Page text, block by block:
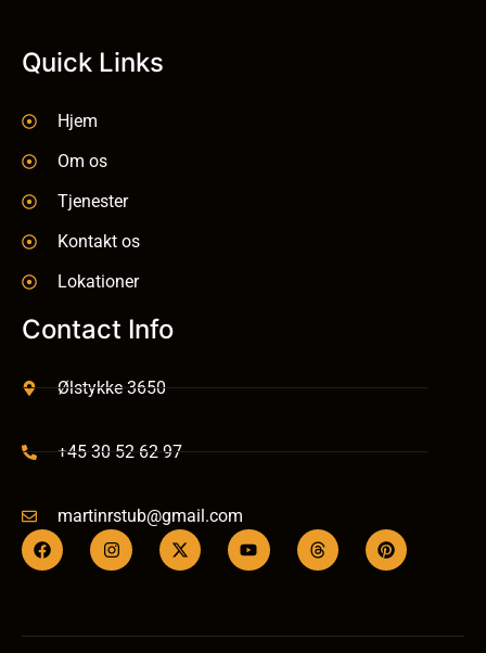
Quick Links
Hjem
Om os
Tjenester
Kontakt os
Lokationer
Contact Info
Ølstykke 3650
+45 30 52 62 97
martinrstub@gmail.com